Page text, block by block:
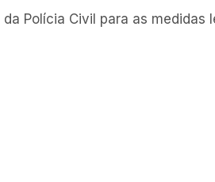
Polícia Civil para as medidas